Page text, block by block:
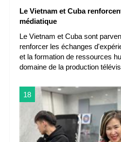
Le Vietnam et Cuba
médiatique
Le Vietnam et Cuba sont
renforcer les échanges
et la formation de ressources
domaine de la production
18